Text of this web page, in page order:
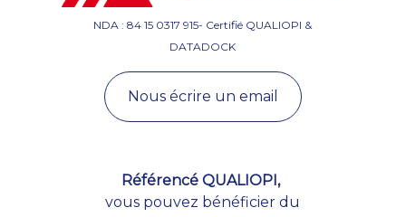
NDA : 84 15 0317 915- Certifié QUALIOPI &
DATADOCK
Nous écrire un email
Référencé QUALIOPI,
vous pouvez bénéficier du